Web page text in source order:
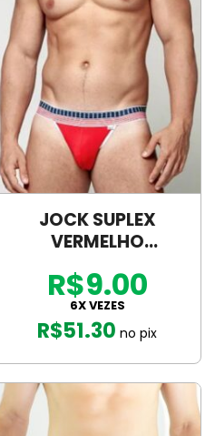
JOCK SUPLEX
VERMELHO
– SD130
R$51.30 no pix
R$9.00
6X VEZES